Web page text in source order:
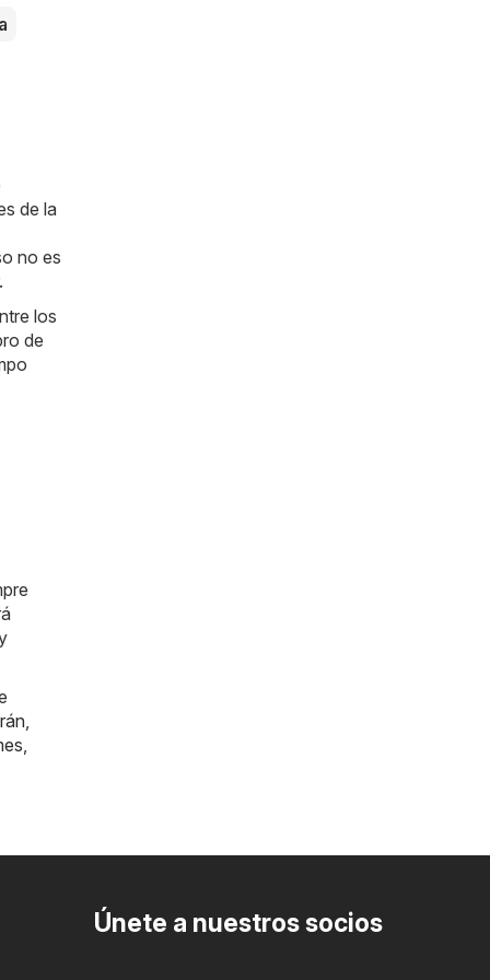
de la
no es
los
de
,
,
Únete a nuestros socios